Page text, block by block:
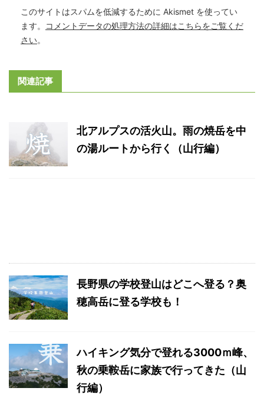
このサイトはスパムを低減するために Akismet を使ってい
ます。
コメントデータの処理方法の詳細はこちらをご覧くだ
さい。
関連記事
北アルプスの活火山。雨の焼岳を中
の湯ルートから行く（山行編）
長野県の学校登山はどこへ登る？奥
穂高岳に登る学校も！
ハイキング気分で登れる3000ｍ峰、
秋の乗鞍岳に家族で行ってきた（山
行編）